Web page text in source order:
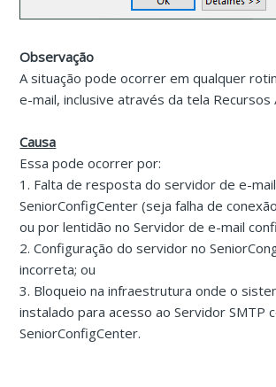
Observação
A situação pode ocorrer em qualquer
e-mail, inclusive através da tela Recursos
Causa
Essa pode ocorrer por:
1. Falta de resposta do servidor de e-
SeniorConfigCenter (seja falha de
ou por lentidão no Servidor de e-mail
2. Configuração do servidor no
incorreta; ou
3. Bloqueio na infraestrutura onde o
instalado para acesso ao Servidor SMTP
SeniorConfigCenter.